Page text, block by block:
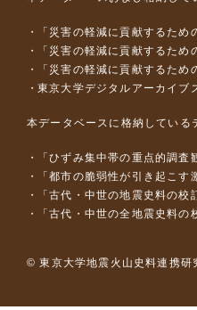
「災害の軽減に貢献するた
「災害の軽減に貢献するた
「災害の軽減に貢献するた
東京大学デジタルアーカイブ
本データベースに格納してい
「ひずみ集中帯の重点的調
「都市の脆弱性が引き起こ
「古代・中世の地震史料の
「古代・中世の全地震史料
© 東京大学地震火山史料連携研